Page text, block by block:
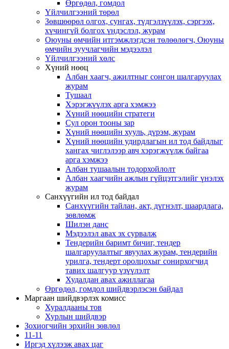
Өргөдөл, гомдол
Үйлчилгээний төрөл
Зөвшөөрөл олгох, сунгах, түдгэлзүүлэх, сэргээх,
хүчингүй болгох үндэслэл, журам
Оюуны өмчийн итгэмжлэгдсэн төлөөлөгч, Оюуны
өмчийн зуучлагчийн мэдээлэл
Үйлчилгээний хөлс
Хүний нөөц
Албан хаагч, ажилтныг сонгон шалгаруулах
журам
Тушаал
Хэрэгжүүлэх арга хэмжээ
Хүний нөөцийн стратеги
Сул орон тооны зар
Хүний нөөцийн хууль, дүрэм, журам
Хүний нөөцийн удирдлагын ил тод байдлыг
хангах чиглэлээр авч хэрэгжүүлж байгаа
арга хэмжээ
Албан тушаалын тодорхойлолт
Албан хаагчийн ажлын гүйцэтгэлийг үнэлэх
журам
Санхүүгийн ил тод байдал
Санхүүгийн тайлан, акт, дүгнэлт, шаардлага,
зөвлөмж
Шилэн данс
Мэдээлэл авах эх сурвалж
Тендерийн баримт бичиг, тендер
шалгаруулалтыг явуулах журам, тендерийн
урилга, тендерт оролцохыг сонирхогчид
тавих шалгуур үзүүлэлт
Худалдан авах ажиллагаа
Өргөдөл, гомдол шийдвэрлэсэн байдал
Маргаан шийдвэрлэх комисс
Хуралдааны тов
Хурлын шийдвэр
Зохиогчийн эрхийн зөвлөл
11-11
Иргэд хүлээж авах цаг